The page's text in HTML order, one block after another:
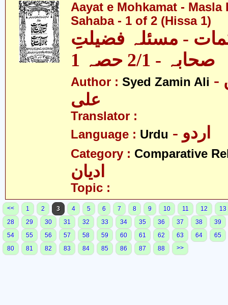
Aayat e Mohkamat - Masla
Sahaba - 1 of 2 (Hissa 1)
- مسئلہ فضیلتِ
صحابہ - 2/1 حصہ 1
Author : Syed Zamin Ali - سید ضامن
علی
Translator :
Language : Urdu - اردو
Category : Comparative
ادیان
Topic :
<< 1 2 3 4 5 6 7 8 9 10 11 12
13
28
29 30 31 32 33 34 35 36 37 38
39
54
55 56 57 58 59 60 61 62 63 64
65
80
81 82 83 84 85 86 87 88 >>